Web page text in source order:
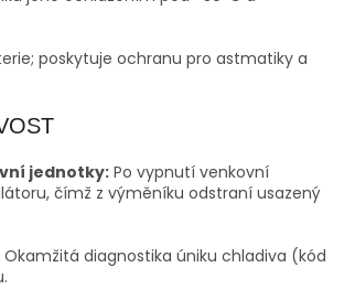
poskytuje ochranu pro astmatiky a
jednotky:Po vypnutí venkovní
čímž z výměníku odstraní usazený
Okamžitá diagnostika úniku chladiva (kód